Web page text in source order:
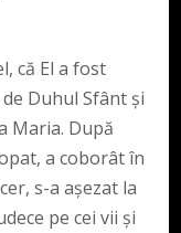
că El a fost
Duhul Sfânt și
Maria. După
a coborât în
s-a așezat la
pe cei vii și